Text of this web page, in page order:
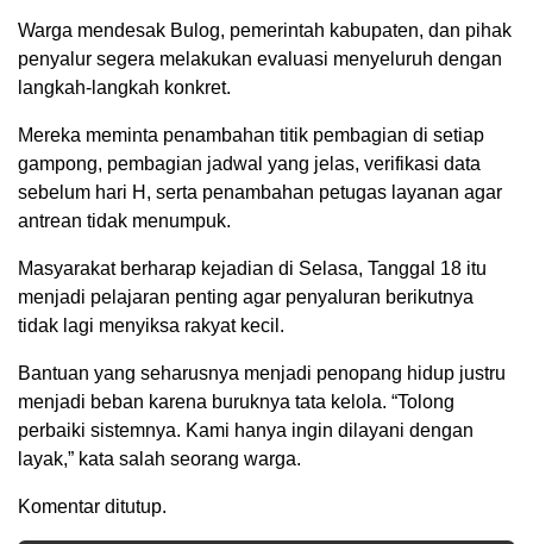
Warga mendesak Bulog, pemerintah kabupaten, dan pihak
penyalur segera melakukan evaluasi menyeluruh dengan
langkah-langkah konkret.
Mereka meminta penambahan titik pembagian di setiap
gampong, pembagian jadwal yang jelas, verifikasi data
sebelum hari H, serta penambahan petugas layanan agar
antrean tidak menumpuk.
Masyarakat berharap kejadian di Selasa, Tanggal 18 itu
menjadi pelajaran penting agar penyaluran berikutnya
tidak lagi menyiksa rakyat kecil.
Bantuan yang seharusnya menjadi penopang hidup justru
menjadi beban karena buruknya tata kelola. “Tolong
perbaiki sistemnya. Kami hanya ingin dilayani dengan
layak,” kata salah seorang warga.
Komentar ditutup.